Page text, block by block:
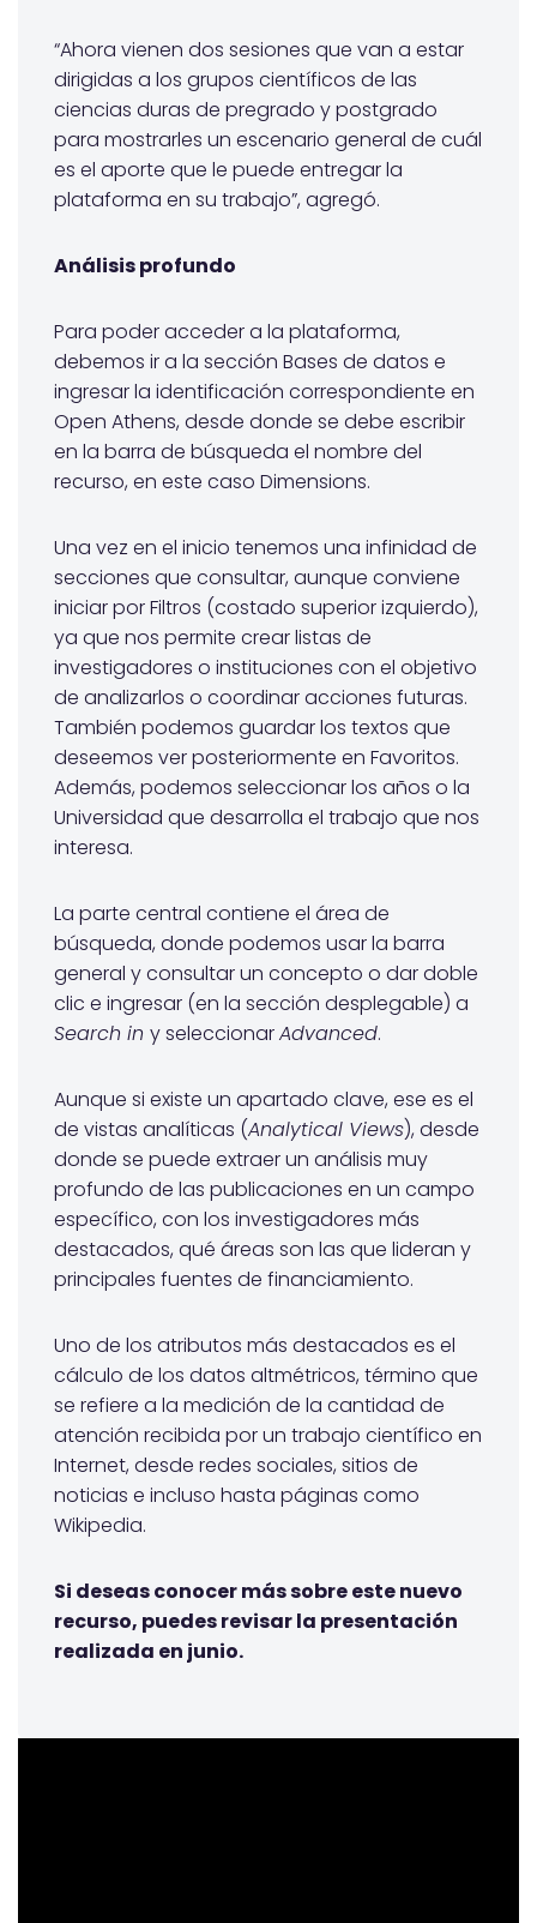
“Ahora vienen dos sesiones que van a estar
dirigidas a los grupos científicos de las
ciencias duras de pregrado y postgrado
para mostrarles un escenario general de cuál
es el aporte que le puede entregar la
plataforma en su trabajo”, agregó.
Análisis profundo
Para poder acceder a la plataforma,
debemos ir a la sección Bases de datos e
ingresar la identificación correspondiente en
Open Athens, desde donde se debe escribir
en la barra de búsqueda el nombre del
recurso, en este caso Dimensions.
Una vez en el inicio tenemos una infinidad de
secciones que consultar, aunque conviene
iniciar por Filtros (costado superior izquierdo),
ya que nos permite crear listas de
investigadores o instituciones con el objetivo
de analizarlos o coordinar acciones futuras.
También podemos guardar los textos que
deseemos ver posteriormente en Favoritos.
Además, podemos seleccionar los años o la
Universidad que desarrolla el trabajo que nos
interesa.
La parte central contiene el área de
búsqueda, donde podemos usar la barra
general y consultar un concepto o dar doble
clic e ingresar (en la sección desplegable) a
Search in y seleccionarAdvanced.
Aunque si existe un apartado clave, ese es el
de vistas analíticas (Analytical Views), desde
donde se puede extraer un análisis muy
profundo de las publicaciones en un campo
específico, con los investigadores más
destacados, qué áreas son las que lideran y
principales fuentes de financiamiento.
Uno de los atributos más destacados es el
cálculo de los datos altmétricos, término que
se refiere a la medición de la cantidad de
atención recibida por un trabajo científico en
Internet, desde redes sociales, sitios de
noticias e incluso hasta páginas como
Wikipedia.
Si deseas conocer más sobre este nuevo
recurso, puedes revisar la presentación
realizada en junio.